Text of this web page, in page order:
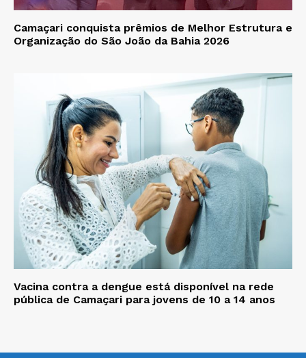
Camaçari conquista prêmios de Melhor Estrutura e
Organização do São João da Bahia 2026
Vacina contra a dengue está disponível na rede
pública de Camaçari para jovens de 10 a 14 anos